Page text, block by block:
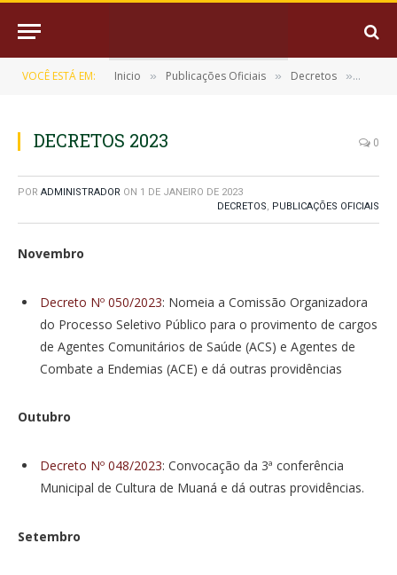
VOCÊ ESTÁ EM: Inicio » Publicações Oficiais » Decretos »
DECRETOS 2023 0
POR ADMINISTRADOR ON 1 DE JANEIRO DE 2023
DECRETOS, PUBLICAÇÕES OFICIAIS
Novembro
Decreto Nº 050/2023: Nomeia a Comissão Organizadora
do Processo Seletivo Público para o provimento de cargos
de Agentes Comunitários de Saúde (ACS) e Agentes de
Combate a Endemias (ACE) e dá outras providências
Outubro
Decreto Nº 048/2023: Convocação da 3ª conferência
Municipal de Cultura de Muaná e dá outras providências.
Setembro